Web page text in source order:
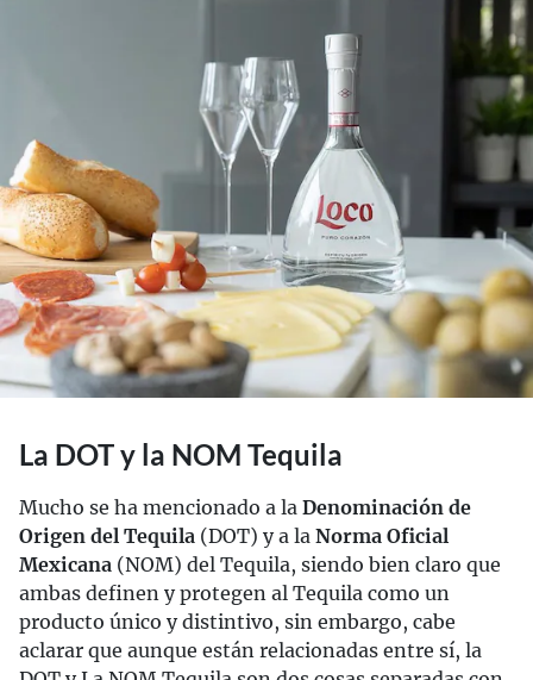
La DOT y la NOM Tequila
Mucho se ha mencionado a la Denominación de
Origen del Tequila (DOT) y a la Norma Oficial
Mexicana (NOM) del Tequila, siendo bien claro que
ambas definen y protegen al Tequila como un
producto único y distintivo, sin embargo, cabe
aclarar que aunque están relacionadas entre sí, la